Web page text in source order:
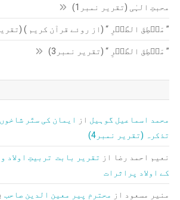
محبتِ الہٰی (تقریر نمبر1)
” مَنۡطِقَ الطَّیۡرِ “ (از روئے قرآن کریم ) (تقریر
” مَنۡطِقَ الطَّیۡرِ “ (تقریر نمبر3)
محمد اسماعیل گوہیل از
ایمان کی ستّر
تذکرہ (تقریر نمبر4)
نعیم احمد رضا از تقریر بابت تربیتِ اولاد
کے اولاد پراثرات
منیر مسعود از محترم پیر معین الدین صاحب